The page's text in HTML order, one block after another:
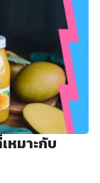
หมาะกับ